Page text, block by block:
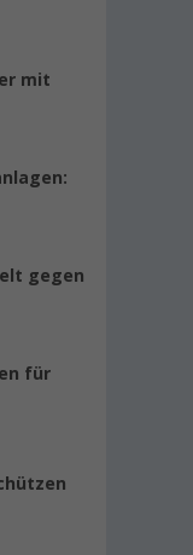
mit
gegen
für